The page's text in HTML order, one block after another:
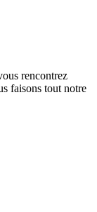
rencontrez
faisons tout notre